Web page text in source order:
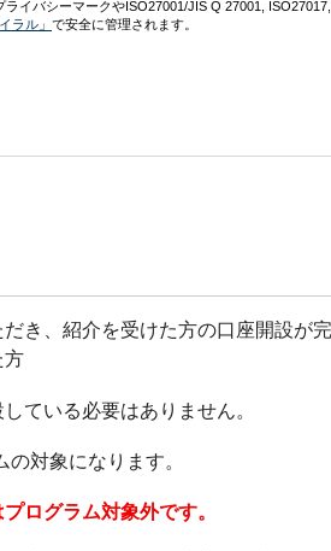
き、紹介を受けた方の口座開設が
方
ている必要はありません。
対象になります。
ログラム対象外です。